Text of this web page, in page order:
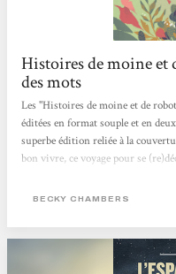
Histoires de moine
des mots
Les "Histoires de moine et de
éditées en format souple et en
superbe édition reliée à la
bon vivre, ce voyage pour se
contemplation, l'introspection et
BECKY CHAMBERS